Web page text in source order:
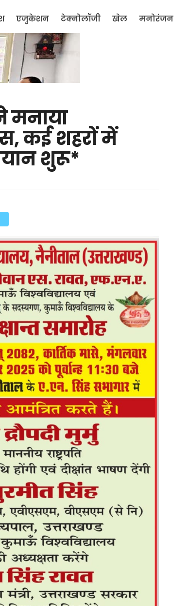
एजुकेशन टेक्नोलॉजी खेल मनोरंजन
मनाया
कई शहरों में
शुरू*